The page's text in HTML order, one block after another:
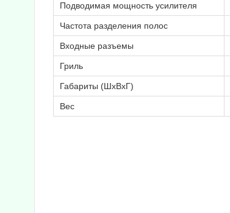
Подводимая мощность усилителя
Частота разделения полос
Входные разъемы
Гриль
Габариты (ШхВхГ)
Вес